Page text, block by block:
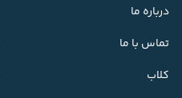
درباره ما
تماس با ما
کلاب